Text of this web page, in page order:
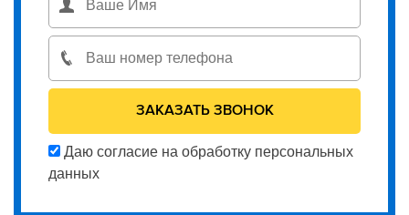
Даю согласие на обработку персональных
данных